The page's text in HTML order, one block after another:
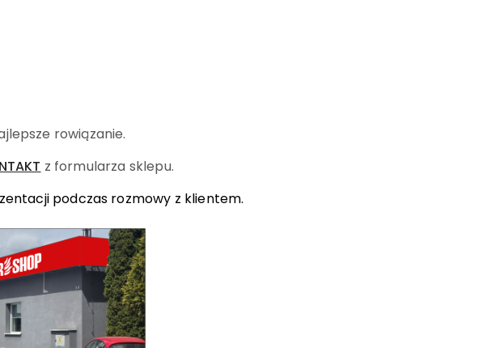
rowiązanie.
z formularza sklepu.
podczas rozmowy z klientem.